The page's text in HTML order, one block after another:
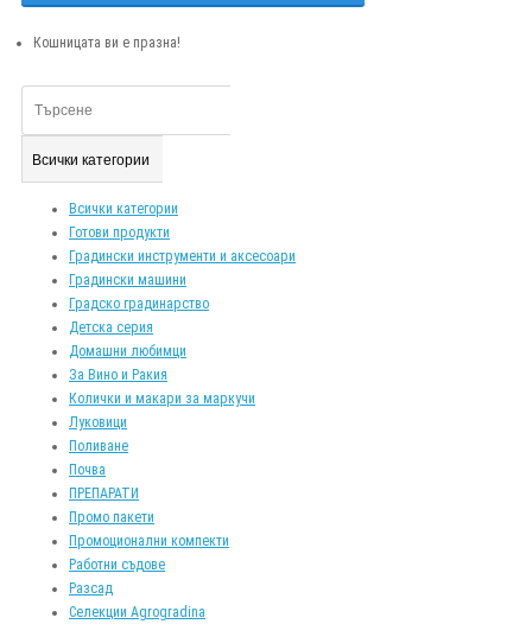
Кошницата ви е празна!
Всички категории
Всички категории
Готови продукти
Градински инструменти и аксесоари
Градински машини
Градско градинарство
Детска серия
Домашни любимци
За Вино и Ракия
Колички и макари за маркучи
Луковици
Поливане
Почва
ПРЕПАРАТИ
Промо пакети
Промоционални компекти
Работни съдове
Разсад
Селекции Agrogradina